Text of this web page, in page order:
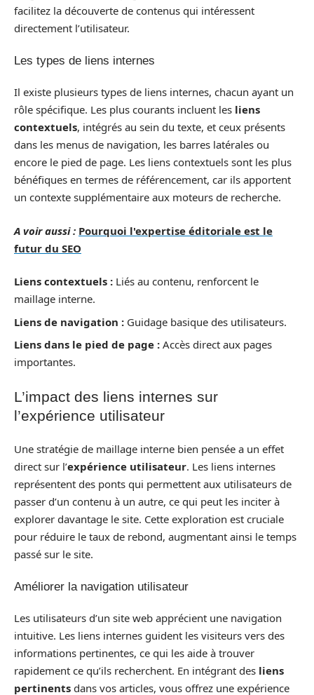
facilitez la découverte de contenus qui intéressent
directement l’utilisateur.
Les types de liens internes
Il existe plusieurs types de liens internes, chacun ayant un
rôle spécifique. Les plus courants incluent les liens
contextuels, intégrés au sein du texte, et ceux présents
dans les menus de navigation, les barres latérales ou
encore le pied de page. Les liens contextuels sont les plus
bénéfiques en termes de référencement, car ils apportent
un contexte supplémentaire aux moteurs de recherche.
A voir aussi : Pourquoi l'expertise éditoriale est le
futur du SEO
Liens contextuels : Liés au contenu, renforcent le
maillage interne.
Liens de navigation : Guidage basique des utilisateurs.
Liens dans le pied de page : Accès direct aux pages
importantes.
L’impact des liens internes sur
l’expérience utilisateur
Une stratégie de maillage interne bien pensée a un effet
direct sur l’expérience utilisateur. Les liens internes
représentent des ponts qui permettent aux utilisateurs de
passer d’un contenu à un autre, ce qui peut les inciter à
explorer davantage le site. Cette exploration est cruciale
pour réduire le taux de rebond, augmentant ainsi le temps
passé sur le site.
Améliorer la navigation utilisateur
Les utilisateurs d’un site web apprécient une navigation
intuitive. Les liens internes guident les visiteurs vers des
informations pertinentes, ce qui les aide à trouver
rapidement ce qu’ils recherchent. En intégrant des liens
pertinents dans vos articles, vous offrez une expérience